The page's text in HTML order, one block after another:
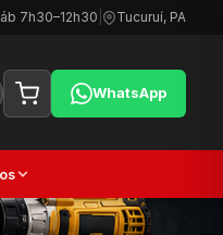
7h30–12h30 Tucuruí, PA
WhatsApp